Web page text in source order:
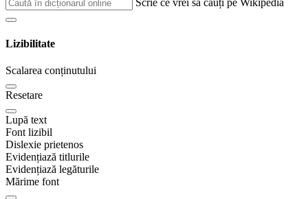
Scrie ce vrei sa cauți pe Wikipedia
Lizibilitate
Scalarea conținutului
Resetare
Lupă text
Font lizibil
Dislexie prietenos
Evidențiază titlurile
Evidențiază legăturile
Mărime font